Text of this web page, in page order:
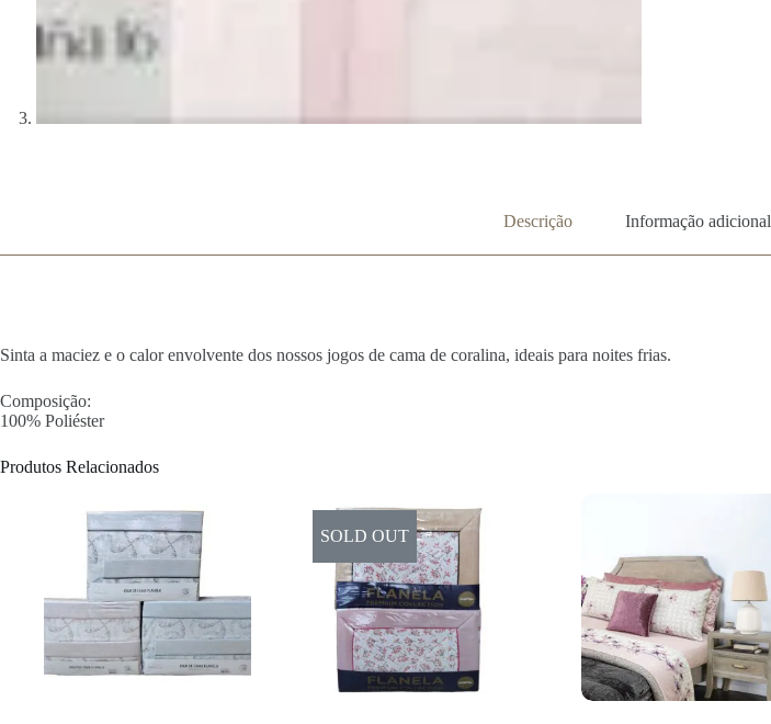
Descrição Informação adicional
Sinta a maciez e o calor envolvente dos nossos jogos de cama de coralina, ideais para noites frias.
Composição:
100% Poliéster
Produtos Relacionados
SOLD OUT